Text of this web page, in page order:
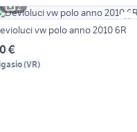
2
vw polo anno 2010 6R
€
(VR)